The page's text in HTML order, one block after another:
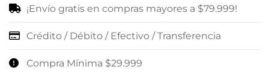
¡Envío gratis en compras mayores a $79.999!
Crédito / Débito / Efectivo / Transferencia
Compra Mínima $29.999